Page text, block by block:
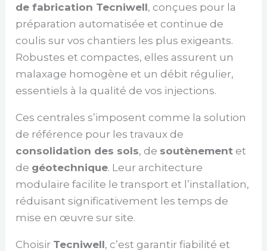
de fabrication Tecniwell, conçues pour la
préparation automatisée et continue de
coulis sur vos chantiers les plus exigeants.
Robustes et compactes, elles assurent un
malaxage homogène et un débit régulier,
essentiels à la qualité de vos injections.
Ces centrales s’imposent comme la solution
de référence pour les travaux de
consolidation des sols, de soutènement et
de géotechnique. Leur architecture
modulaire facilite le transport et l’installation,
réduisant significativement les temps de
mise en œuvre sur site.
Choisir Tecniwell, c’est garantir fiabilité et